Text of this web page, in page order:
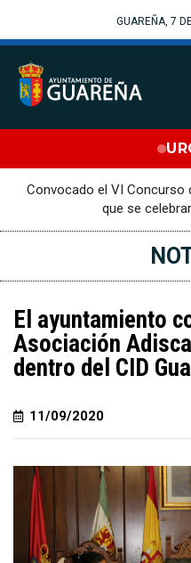
GUAREÑA, 7
Convocado el VI Concurso
que se
El ayuntamiento
Asociación
dentro del CID
11/09/2020